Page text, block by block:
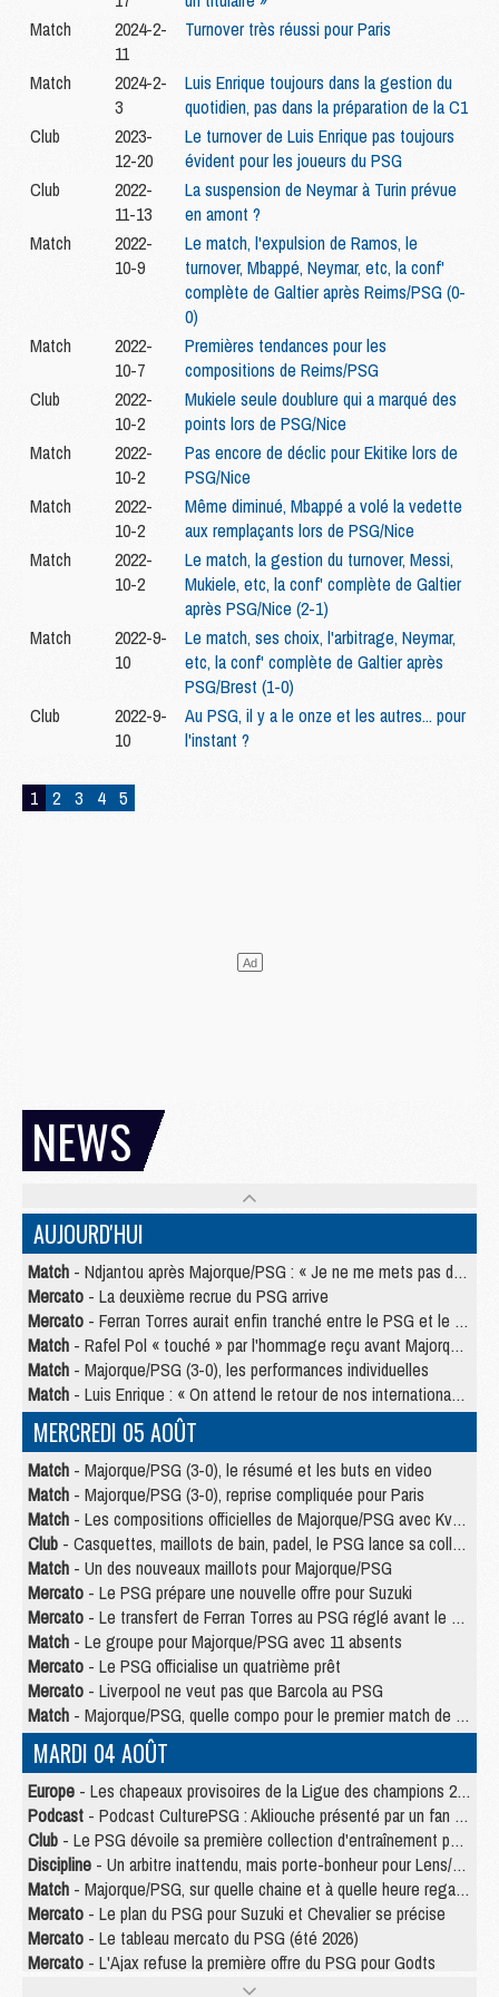
Match
2024-2-
11
Turnover très réussi pour Paris
Match
2024-2-
3
Luis Enrique toujours dans la gestion du
quotidien, pas dans la préparation de la C1
Club
2023-
12-20
Le turnover de Luis Enrique pas toujours
évident pour les joueurs du PSG
Club
2022-
11-13
La suspension de Neymar à Turin prévue
en amont ?
Match
2022-
10-9
Le match, l'expulsion de Ramos, le
turnover, Mbappé, Neymar, etc, la conf'
complète de Galtier après Reims/PSG (0-
0)
Match
2022-
10-7
Premières tendances pour les
compositions de Reims/PSG
Club
2022-
10-2
Mukiele seule doublure qui a marqué des
points lors de PSG/Nice
Match
2022-
10-2
Pas encore de déclic pour Ekitike lors de
PSG/Nice
Match
2022-
10-2
Même diminué, Mbappé a volé la vedette
aux remplaçants lors de PSG/Nice
Match
2022-
10-2
Le match, la gestion du turnover, Messi,
Mukiele, etc, la conf' complète de Galtier
après PSG/Nice (2-1)
Match
2022-9-
10
Le match, ses choix, l'arbitrage, Neymar,
etc, la conf' complète de Galtier après
PSG/Brest (1-0)
Club
2022-9-
10
Au PSG, il y a le onze et les autres... pour
l'instant ?
1 2 3 4 5
NEWS
AUJOURD'HUI
Match - Ndjantou après Majorque/PSG : « Je ne me mets pas de plafond »
Mercato - La deuxième recrue du PSG arrive
Mercato - Ferran Torres aurait enfin tranché entre le PSG et le Barça
Match - Rafel Pol « touché » par l'hommage reçu avant Majorque/PSG
Match - Majorque/PSG (3-0), les performances individuelles
Match - Luis Enrique : « On attend le retour de nos internationaux »
MERCREDI 05 AOÛT
Match - Majorque/PSG (3-0), le résumé et les buts en video
Match - Majorque/PSG (3-0), reprise compliquée pour Paris
Match - Les compositions officielles de Majorque/PSG avec Kvara et de nombreux jeunes
Club - Casquettes, maillots de bain, padel, le PSG lance sa collection été
Match - Un des nouveaux maillots pour Majorque/PSG
Mercato - Le PSG prépare une nouvelle offre pour Suzuki
Mercato - Le transfert de Ferran Torres au PSG réglé avant le 12 août ?
Match - Le groupe pour Majorque/PSG avec 11 absents
Mercato - Le PSG officialise un quatrième prêt
Mercato - Liverpool ne veut pas que Barcola au PSG
Match - Majorque/PSG, quelle compo pour le premier match de la saison 2026/27 ?
MARDI 04 AOÛT
Europe - Les chapeaux provisoires de la Ligue des champions 2026/27
Podcast - Podcast CulturePSG : Akliouche présenté par un fan de Monaco
Club - Le PSG dévoile sa première collection d'entraînement pour 2026/2027
Discipline - Un arbitre inattendu, mais porte-bonheur pour Lens/PSG
Match - Majorque/PSG, sur quelle chaine et à quelle heure regarder le match ?
Mercato - Le plan du PSG pour Suzuki et Chevalier se précise
Mercato - Le tableau mercato du PSG (été 2026)
Mercato - L'Ajax refuse la première offre du PSG pour Godts
- Le PSG veut accélérer, Ferran Torres temporise